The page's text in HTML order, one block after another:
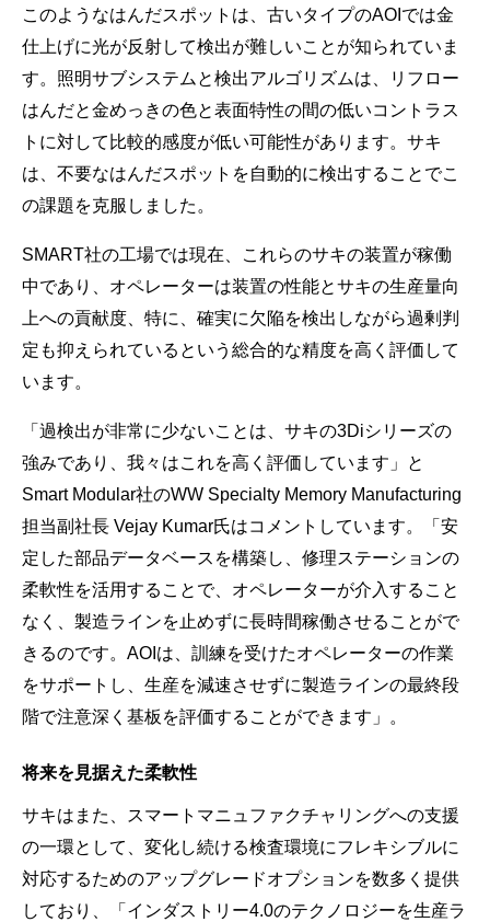
このようなはんだスポットは、古いタイプのAOIでは金
仕上げに光が反射して検出が難しいことが知られていま
す。照明サブシステムと検出アルゴリズムは、リフロー
はんだと金めっきの色と表面特性の間の低いコントラス
トに対して比較的感度が低い可能性があります。サキ
は、不要なはんだスポットを自動的に検出することでこ
の課題を克服しました。
SMART社の工場では現在、これらのサキの装置が稼働
中であり、オペレーターは装置の性能とサキの生産量向
上への貢献度、特に、確実に欠陥を検出しながら過剰判
定も抑えられているという総合的な精度を高く評価して
います。
「過検出が非常に少ないことは、サキの3Diシリーズの
強みであり、我々はこれを高く評価しています」と
Smart Modular社のWW Specialty Memory Manufacturing
担当副社長 Vejay Kumar氏はコメントしています。「安
定した部品データベースを構築し、修理ステーションの
柔軟性を活用することで、オペレーターが介入すること
なく、製造ラインを止めずに長時間稼働させることがで
きるのです。AOIは、訓練を受けたオペレーターの作業
をサポートし、生産を減速させずに製造ラインの最終段
階で注意深く基板を評価することができます」。
将来を見据えた柔軟性
サキはまた、スマートマニュファクチャリングへの支援
の一環として、変化し続ける検査環境にフレキシブルに
対応するためのアップグレードオプションを数多く提供
しており、「インダストリー4.0のテクノロジーを生産ラ